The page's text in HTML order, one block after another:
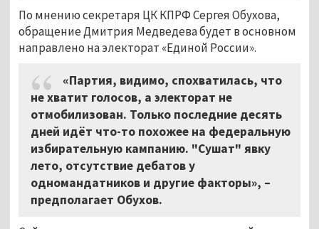
По мнению секретаря ЦК КПРФ Сергея Обухова,
обращение Дмитрия Медведева будет в основном
направлено на электорат «Единой России».
«Партия, видимо, спохватилась, что
не хватит голосов, а электорат не
отмобилизован. Только последние десять
дней идёт что-то похожее на федеральную
избирательную кампанию. "Сушат" явку
лето, отсутствие дебатов у
одномандатников и другие факторы», –
предполагает Обухов.